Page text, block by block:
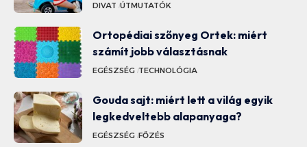
DIVAT ÚTMUTATÓK
Ortopédiai szőnyeg Ortek: miért
számít jobb választásnak
EGÉSZSÉG TECHNOLÓGIA
Gouda sajt: miért lett a világ egyik
legkedveltebb alapanyaga?
EGÉSZSÉG FŐZÉS